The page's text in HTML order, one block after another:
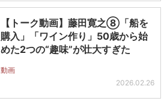
【トーク動画】藤田寛之⑧「船を
購入」「ワイン作り」50歳から始
めた2つの“趣味”が壮大すぎた
動画
2026.02.26